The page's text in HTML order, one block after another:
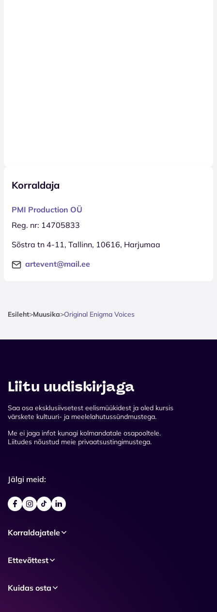
Korraldaja
PMI Production OÜ
Reg. nr: 14705833
Sõstra tn 4-11, Tallinn, 10616, Harjumaa
artevent@mail.ee
Esileht>Muusika>Original Enigma Voices
Liitu uudiskirjaga
Saa osa eksklusiivsetest eelismüükidest ja oled kursis
värskete kultuuri- ja meelelahutussündmustega.
Me ei jaga infot kunagi kolmandatale osapooltele.
Liitudes nõustud meie privaatsustingimustega.
Jälgi meid:
Korraldajatele
Ettevõttest
Kuidas osta